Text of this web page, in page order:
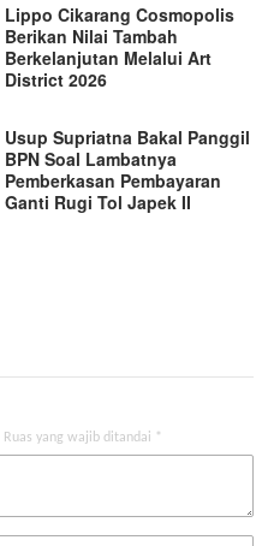
Lippo Cikarang Cosmopolis
Berikan Nilai Tambah
Berkelanjutan Melalui Art
District 2026
Usup Supriatna Bakal Panggil
BPN Soal Lambatnya
Pemberkasan Pembayaran
Ganti Rugi Tol Japek II
Ruas yang wajib ditandai *